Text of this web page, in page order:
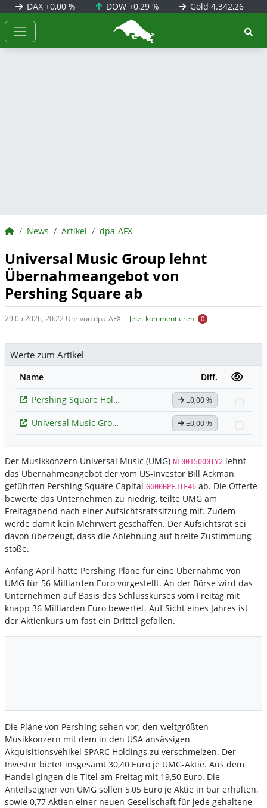
DAX +0,00 % DOW+0,29 % Gold 4.342,26
BörsenNEWS.de
BörsenNEWS.de
News Artikel dpa-AFX
Universal Music Group lehnt
Übernahmeangebot von
Pershing Square ab
29.05.2026, 20:22 Uhr von dpa-AFX Jetzt kommentieren: 0
Werte zum Artikel
Name
Diff.
Pershing Square Holdings Ltd Public
±0,00 %
Universal Music Group
±0,00 %
Der Musikkonzern Universal Music (UMG) NL0015000IY2 lehnt
das Übernahmeangebot der vom US-Investor Bill Ackman
geführten Pershing Square Capital GG00BPFJTF46 ab. Die Offerte
bewerte das Unternehmen zu niedrig, teilte UMG am
Freitagabend nach einer Aufsichtsratssitzung mit. Zudem
werde damit kein Mehrwert geschaffen. Der Aufsichtsrat sei
davon überzeugt, dass die Ablehnung auf breite Zustimmung
stoße.
Anfang April hatte Pershing Pläne für eine Übernahme von
UMG für 56 Milliarden Euro vorgestellt. An der Börse wird das
Unternehmen auf Basis des Schlusskurses vom Freitag mit
knapp 36 Milliarden Euro bewertet. Auf Sicht eines Jahres ist
der Aktienkurs um fast ein Drittel gefallen.
Die Pläne von Pershing sehen vor, den weltgrößten
Musikkonzern mit dem in den USA ansässigen
Akquisitionsvehikel SPARC Holdings zu verschmelzen. Der
Investor bietet insgesamt 30,40 Euro je UMG-Aktie. Aus dem
Handel gingen die Titel am Freitag mit 19,50 Euro. Die
Anteilseigner von UMG sollen 5,05 Euro je Aktie in bar erhalten,
sowie 0,77 Aktien einer neuen Gesellschaft für jede gehaltene